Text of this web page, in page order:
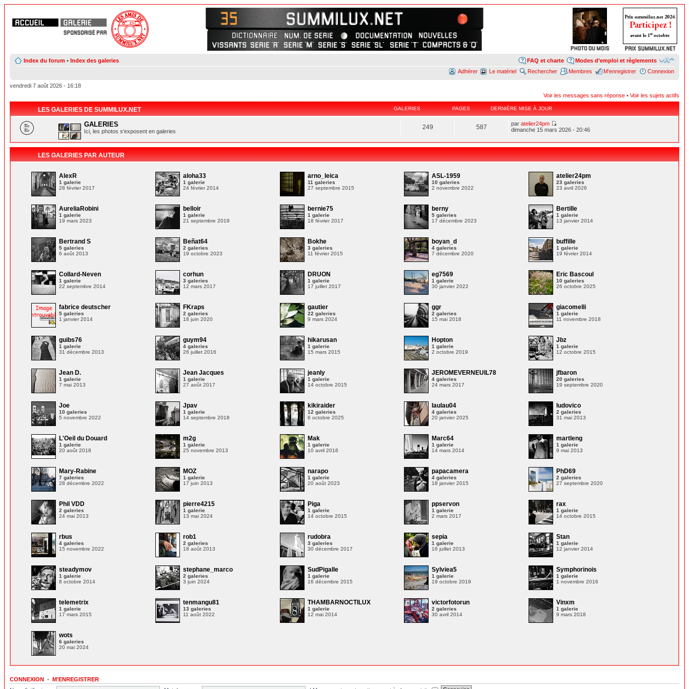
Index du forum • Index des galeries Modes d’emploi et règlements
FAQ et charte
Connexion
M’enregistrer
Membres
Rechercher
Le matériel
Adhérer
Voir les messages sans réponse • Voir les sujets actifs
vendredi 7 août 2026 - 16:18
LES GALERIES DE SUMMILUX.NET GALERIES PAGES DERNIÈRE MISE À JOUR
GALERIES
Ici, les photos s'exposent en galeries
249 587 paratelier24pm
dimanche 15 mars 2026 - 20:46
LES GALERIES PAR AUTEUR
AlexR
1 galerie
28 février 2017
aloha33
1 galerie
24 février 2014
arno_leica
11 galeries
27 septembre 2015
ASL-1959
10 galeries
2 novembre 2022
atelier24pm
23 galeries
23 avril 2026
AureliaRobini
1 galerie
19 mars 2023
belloir
1 galerie
21 septembre 2019
bernie75
1 galerie
18 février 2017
berny
5 galeries
17 décembre 2023
Bertille
1 galerie
13 janvier 2014
Bertrand S
5 galeries
6 août 2013
Beñat64
2 galeries
19 octobre 2023
Bokhe
3 galeries
11 février 2015
boyan_d
4 galeries
7 décembre 2020
buffille
1 galerie
19 février 2014
Collard-Neven
1 galerie
22 septembre 2014
corhun
3 galeries
12 mars 2017
DRUON
1 galerie
17 juillet 2017
eg7569
1 galerie
30 janvier 2022
Eric Bascoul
10 galeries
26 octobre 2025
fabrice deutscher
5 galeries
1 janvier 2014
FKraps
2 galeries
18 juin 2020
gautier
22 galeries
9 mars 2024
ggr
2 galeries
15 mai 2018
giacomelli
1 galerie
11 novembre 2018
guibs76
1 galerie
31 décembre 2013
guym94
4 galeries
26 juillet 2016
hikarusan
1 galerie
15 mars 2015
Hopton
1 galerie
2 octobre 2019
Jbz
1 galerie
12 octobre 2015
Jean D.
1 galerie
7 mai 2013
Jean Jacques
1 galerie
27 août 2017
jeanly
1 galerie
14 octobre 2015
JEROMEVERNEUIL78
4 galeries
24 mars 2017
jfbaron
20 galeries
19 septembre 2020
Joe
10 galeries
5 novembre 2022
Jpav
1 galerie
14 septembre 2018
kikiraider
12 galeries
6 octobre 2025
laulau04
4 galeries
20 janvier 2025
ludovico
2 galeries
31 mai 2013
L'Oeil du Douard
1 galerie
20 août 2018
m2g
1 galerie
25 novembre 2013
Mak
1 galerie
10 avril 2016
Marc64
1 galerie
14 mars 2014
martleng
1 galerie
9 mai 2013
Mary-Rabine
7 galeries
28 décembre 2022
MOZ
1 galerie
17 juin 2013
narapo
1 galerie
20 août 2023
papacamera
4 galeries
18 janvier 2015
PhD69
2 galeries
27 septembre 2020
Phil VDD
2 galeries
24 mai 2013
pierre4215
1 galerie
13 mai 2024
Piga
1 galerie
14 octobre 2015
ppservon
1 galerie
2 mars 2017
rax
1 galerie
14 octobre 2015
rbus
4 galeries
15 novembre 2022
rob1
2 galeries
18 août 2013
rudobra
3 galeries
30 décembre 2017
sepia
1 galerie
16 juillet 2013
Stan
1 galerie
12 janvier 2014
steadymov
1 galerie
8 octobre 2014
stephane_marco
2 galeries
3 juin 2024
SudPigalle
1 galerie
16 décembre 2015
Sylviea5
1 galerie
19 octobre 2019
Symphorinois
1 galerie
1 novembre 2016
telemetrix
1 galerie
17 mars 2015
tenmangu81
13 galeries
11 août 2022
THAMBARNOCTILUX
1 galerie
12 mai 2014
victorfotorun
2 galeries
30 avril 2014
Vinxm
1 galerie
9 mars 2018
wots
6 galeries
20 mai 2024
CONNEXION • M’ENREGISTRER